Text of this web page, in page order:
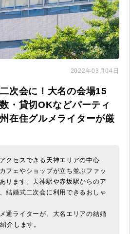
2022年03月04日
次会に！大名の会場15
・貸切OKなどパーティ
在住グルメライターが厳
クセスできる天神エリアの中心
フェやショップが立ち並ぶファッ
ります。天神駅や赤坂駅からのア
結婚式二次会に利用できるおしゃ
通ライターが、大名エリアの結婚
介します。